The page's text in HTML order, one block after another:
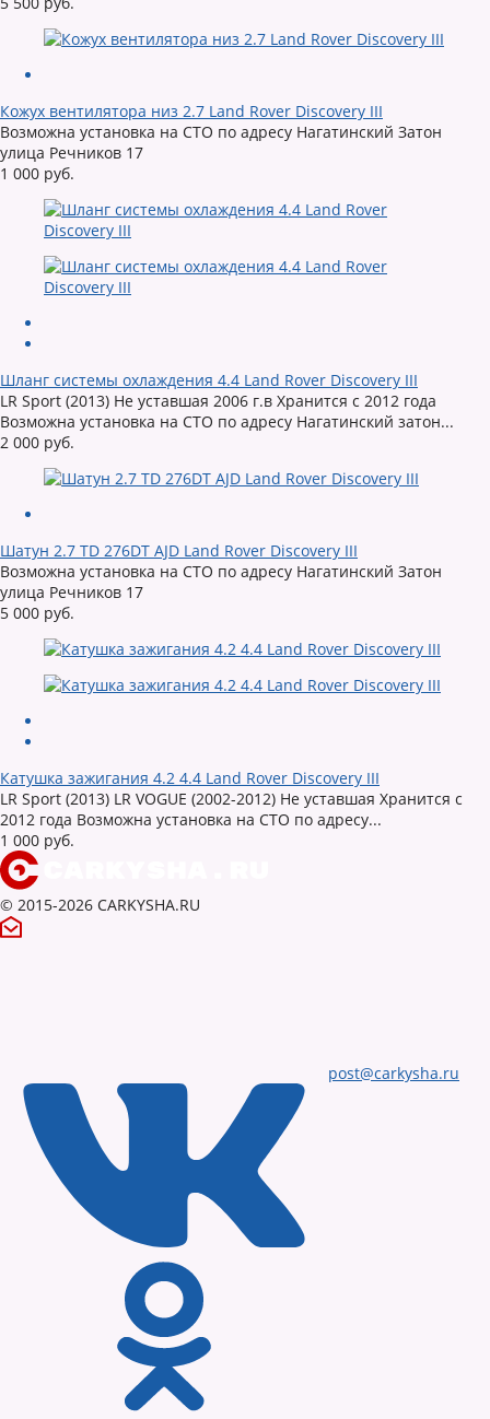
Кожух вентилятора низ 2.7 Land Rover Discovery III
Возможна установка на СТО по адресу Нагатинский Затон
улица Речников 17
1 000 руб.
Шланг системы охлаждения 4.4 Land Rover Discovery III
LR Sport (2013) Не уставшая 2006 г.в Хранится с 2012 года
Возможна установка на СТО по адресу Нагатинский затон...
2 000 руб.
Шатун 2.7 TD 276DT AJD Land Rover Discovery III
Возможна установка на СТО по адресу Нагатинский Затон
улица Речников 17
5 000 руб.
Катушка зажигания 4.2 4.4 Land Rover Discovery III
LR Sport (2013) LR VOGUE (2002-2012) Не уставшая Хранится с
2012 года Возможна установка на СТО по адресу...
1 000 руб.
© 2015-2026 CARKYSHA.RU
post@carkysha.ru